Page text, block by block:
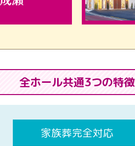
全ホール共通3つの特徴
家族葬完全対応